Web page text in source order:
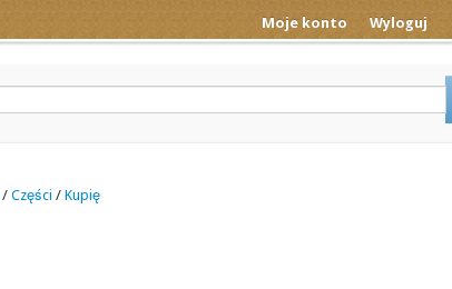
Moje konto Wyloguj
/ Części / Kupię